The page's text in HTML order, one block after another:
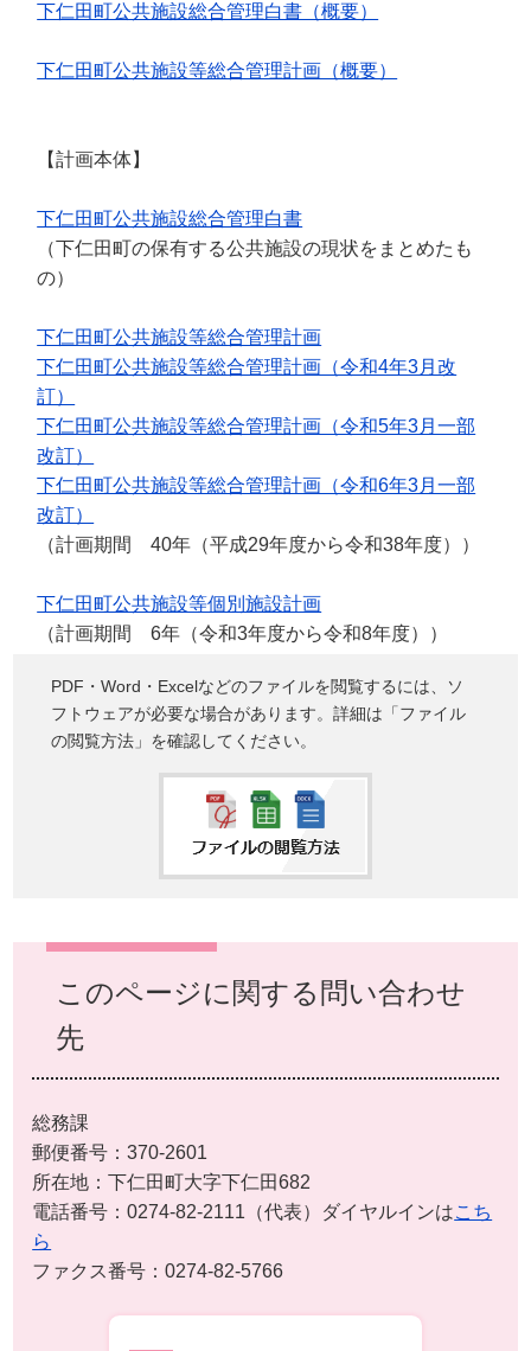
下仁田町公共施設総合管理白書（概要）
下仁田町公共施設等総合管理計画（概要）
【計画本体】
下仁田町公共施設総合管理白書
（下仁田町の保有する公共施設の現状をまとめたも
の）
下仁田町公共施設等総合管理計画
下仁田町公共施設等総合管理計画（令和4年3月改
訂）
下仁田町公共施設等総合管理計画（令和5年3月一部
改訂）
下仁田町公共施設等総合管理計画（令和6年3月一部
改訂）
（計画期間 40年（平成29年度から令和38年度））
下仁田町公共施設等個別施設計画
（計画期間 6年（令和3年度から令和8年度））
PDF・Word・Excelなどのファイルを閲覧するには、ソ
フトウェアが必要な場合があります。詳細は「ファイル
の閲覧方法」を確認してください。
このページに関する問い合わせ
先
総務課
郵便番号：370-2601
所在地：下仁田町大字下仁田682
電話番号：0274-82-2111（代表）ダイヤルインはこち
ら
ファクス番号：0274-82-5766